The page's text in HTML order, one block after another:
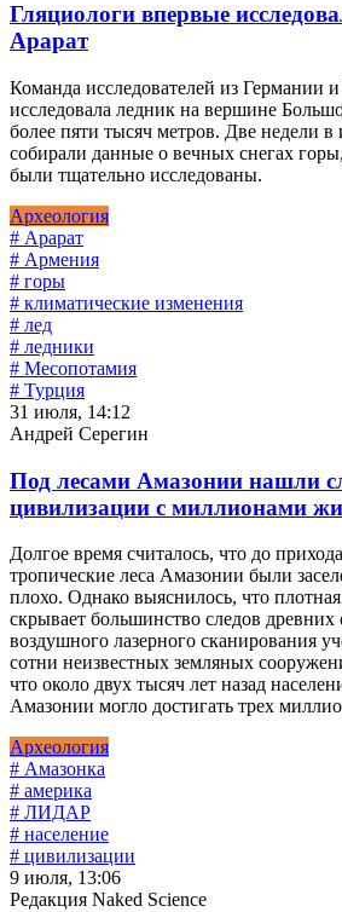
Гляциологи впервые
Арарат
Команда исследователей из Германии
исследовала ледник на вершине
более пяти тысяч метров. Две недели
собирали данные о вечных снегах
были тщательно исследованы.
Археология
# Арарат
# Армения
# горы
# климатические изменения
# лед
# ледники
# Месопотамия
# Турция
31 июля, 14:12
Андрей Серегин
Под лесами Амазонии нашли
цивилизации с миллионами
Долгое время считалось, что до
тропические леса Амазонии были
плохо. Однако выяснилось, что плотная
скрывает большинство следов
воздушного лазерного сканирования
сотни неизвестных земляных
что около двух тысяч лет назад
Амазонии могло достигать трех
Археология
# Амазонка
# америка
# ЛИДАР
# население
# цивилизации
9 июля, 13:06
Редакция Naked Science